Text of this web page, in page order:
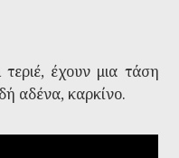
έχουν μια τάση
αδένα, καρκίνο.